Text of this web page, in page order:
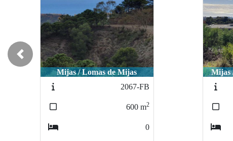
Mijas / Lomas de Mijas
2067-FB
600 m2
0
Mijas
Previous